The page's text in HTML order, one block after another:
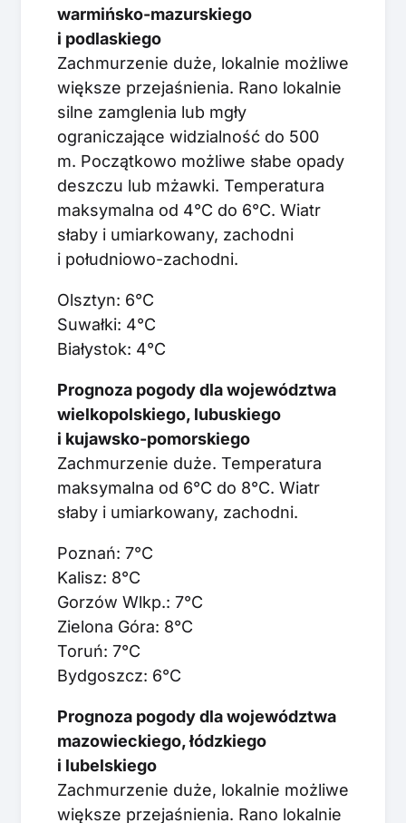
warmińsko-mazurskiego
i podlaskiego
Zachmurzenie duże, lokalnie możliwe
większe przejaśnienia. Rano lokalnie
silne zamglenia lub mgły
ograniczające widzialność do 500
m. Początkowo możliwe słabe opady
deszczu lub mżawki. Temperatura
maksymalna od 4°C do 6°C. Wiatr
słaby i umiarkowany, zachodni
i południowo-zachodni.
Olsztyn: 6°C
Suwałki: 4°C
Białystok: 4°C
Prognoza pogody dla województwa
wielkopolskiego, lubuskiego
i kujawsko-pomorskiego
Zachmurzenie duże. Temperatura
maksymalna od 6°C do 8°C. Wiatr
słaby i umiarkowany, zachodni.
Poznań: 7°C
Kalisz: 8°C
Gorzów Wlkp.: 7°C
Zielona Góra: 8°C
Toruń: 7°C
Bydgoszcz: 6°C
Prognoza pogody dla województwa
mazowieckiego, łódzkiego
i lubelskiego
Zachmurzenie duże, lokalnie możliwe
większe przejaśnienia. Rano lokalnie